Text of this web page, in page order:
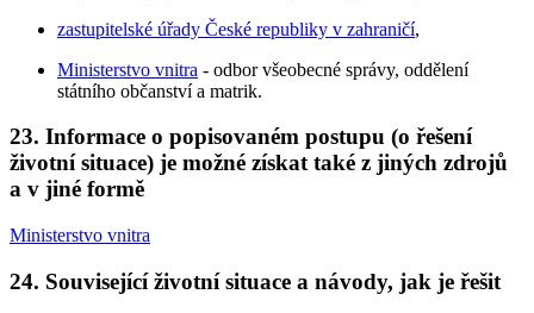
zastupitelské úřady České republiky v zahraničí,
Ministerstvo vnitra - odbor všeobecné správy, oddělení
státního občanství a matrik.
23. Informace o popisovaném postupu (o řešení
životní situace) je možné získat také z jiných zdrojů
a v jiné formě
Ministerstvo vnitra
24. Související životní situace a návody, jak je řešit